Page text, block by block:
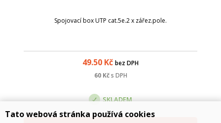
Spojovací box UTP cat.5e.2 x zářez.pole.
49.50 Kč bez DPH
60Kč s DPH
SKLADEM
Tato webová stránka používá cookies